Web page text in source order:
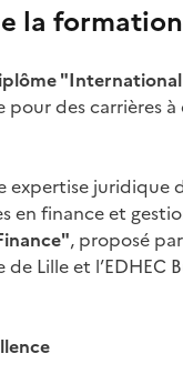
la formation
pour des carrières
expertise juridique
en finance et
, proposé
Lille et l’EDHEC